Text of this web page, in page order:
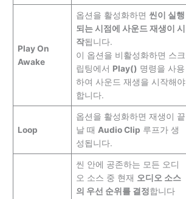
Play On
Awake
옵션을 활성화하면 씬이 실행
되는 시점에 사운드 재생이 시
작됩니다.
이 옵션을 비활성화하면 스크
립팅에서 Play() 명령을 사용
하여 사운드 재생을 시작해야
합니다.
Loop
옵션을 활성화하면 재생이 끝
날 때 Audio Clip 루프가 생
성됩니다.
씬 안에 공존하는 모든 오디
오 소스 중 현재 오디오 소스
의 우선 순위를 결정합니다